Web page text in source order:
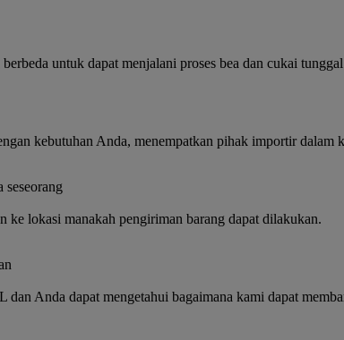
untuk dapat menjalani proses bea dan cukai tunggal
kebutuhan Anda, menempatkan pihak importir dalam
lokasi manakah pengiriman barang dapat dilakukan.
Anda dapat mengetahui bagaimana kami dapat